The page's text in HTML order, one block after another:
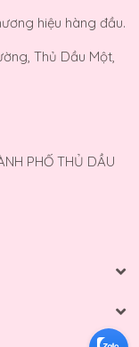
hiệu hàng đầu.
Thủ Dầu Một,
PHỐ THỦ DẦU